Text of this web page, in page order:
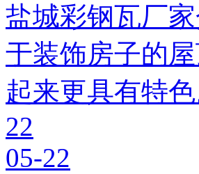
盐城彩钢瓦厂
于装饰房子的
起来更具有特
22
05-22